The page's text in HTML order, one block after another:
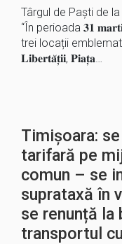
Târgul de Paști de
“În perioada 𝟑𝟏
trei locații
𝐋𝐢𝐛𝐞𝐫𝐭𝐚̆𝐭̦𝐢𝐢, 𝐏𝐢𝐚𝐭̦𝐚…
Timișoara:
tarifară pe
comun – se
suprataxă în
se renunță la
transportul